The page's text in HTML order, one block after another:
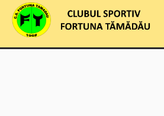
Skip
content